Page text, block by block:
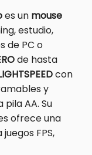
es un mouse
estudio,
de PC o
de hasta
con
y
pila AA. Su
ofrece una
FPS,